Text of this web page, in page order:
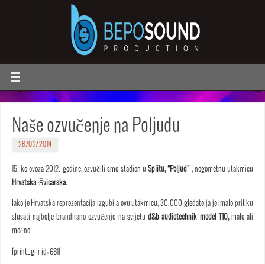
Naše ozvučenje na Poljudu
26/02/2014
15. kolovoza 2012. godine, ozvučili smo stadion uSplitu, “Poljud” , nogometnu utakmicu
Hrvatska -Švicarska.
Iako je Hrvatska reprezentacija izgubila ovu utakmicu, 30.000 gledatelja je imalo priliku
slusati najbolje brandirano ozvučenje na svijetud&b audiotechnik model T10,malo ali
moćno.
[print_gllr id=681]